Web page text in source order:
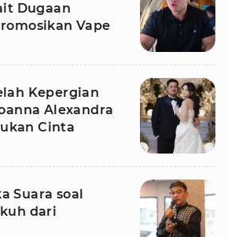
Dugaan
Vape
Kepergian
Alexandra
Cinta
Suara soal
dari